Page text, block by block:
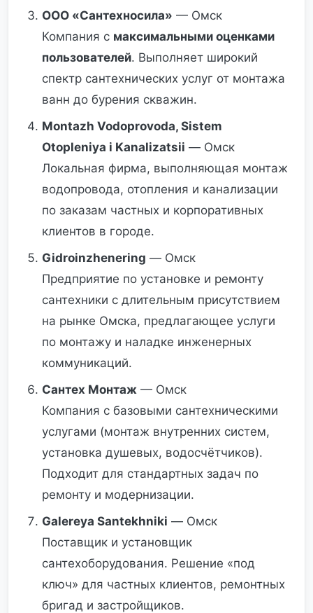
ООО «Сантехносила» — Омск
Компания с максимальными оценками
пользователей. Выполняет широкий
спектр сантехнических услуг от монтажа
ванн до бурения скважин.
Montazh Vodoprovoda, Sistem
Otopleniya i Kanalizatsii — Омск
Локальная фирма, выполняющая монтаж
водопровода, отопления и канализации
по заказам частных и корпоративных
клиентов в городе.
Gidroinzhenering — Омск
Предприятие по установке и ремонту
сантехники с длительным присутствием
на рынке Омска, предлагающее услуги
по монтажу и наладке инженерных
коммуникаций.
Сантех Монтаж — Омск
Компания с базовыми сантехническими
услугами (монтаж внутренних систем,
установка душевых, водосчётчиков).
Подходит для стандартных задач по
ремонту и модернизации.
Galereya Santekhniki — Омск
Поставщик и установщик
сантехоборудования. Решение «под
ключ» для частных клиентов, ремонтных
бригад и застройщиков.